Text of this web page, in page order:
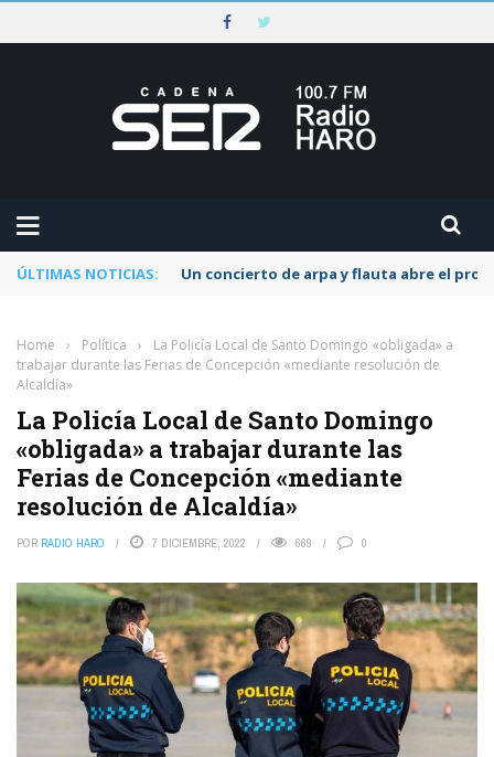
ÚLTIMAS NOTICIAS: Un concierto de arpa y flauta abre el
Home › Política ›
La Policía Local de Santo Domingo «obligada» a
trabajar durante las Ferias de Concepción «mediante resolución de
Alcaldía»
La Policía Local de Santo Domingo
«obligada» a trabajar durante las
Ferias de Concepción «mediante
resolución de Alcaldía»
POR RADIO HARO 7 DICIEMBRE, 2022 669 0